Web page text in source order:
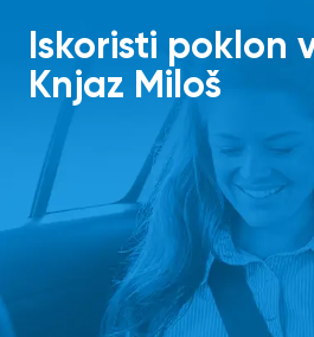
Iskoristi poklon
Knjaz Miloš